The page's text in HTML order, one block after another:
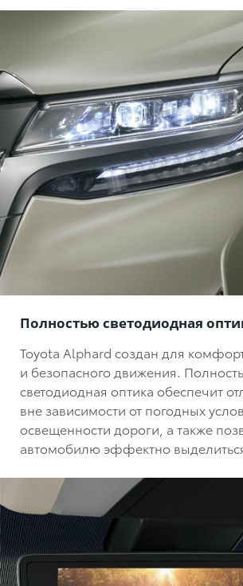
Полностью светодиодная
Toyota Alphard создан для
и безопасного движения.
светодиодная оптика обеспечит
вне зависимости от погодных
освещенности дороги, а также
автомобилю эффектно